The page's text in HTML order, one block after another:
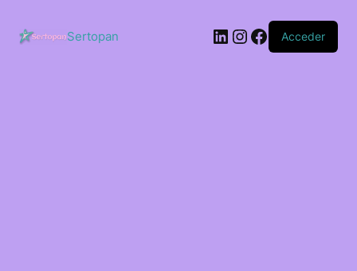
contenido
Sertopan LinkedIn
Instagram
Facebook
Acceder